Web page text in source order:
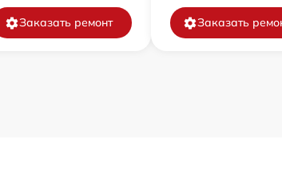
Заказать ремонт Заказать